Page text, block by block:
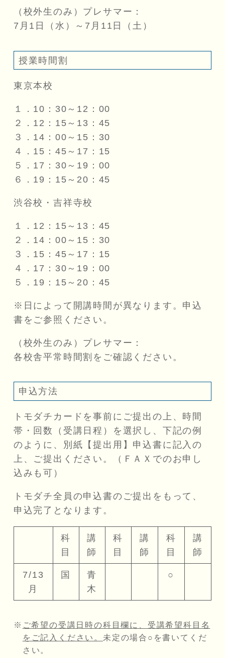
（校外生のみ）プレサマー：
7月1日（水）～7月11日（土）
授業時間割
東京本校
１．10：30～12：00
２．12：15～13：45
３．14：00～15：30
４．15：45～17：15
５．17：30～19：00
６．19：15～20：45
渋谷校・吉祥寺校
１．12：15～13：45
２．14：00～15：30
３．15：45～17：15
４．17：30～19：00
５．19：15～20：45
※日によって開講時間が異なります。申込
書をご参照ください。
（校外生のみ）プレサマー：
各校舎平常時間割をご確認ください。
申込方法
トモダチカードを事前にご提出の上、時間
帯・回数（受講日程）を選択し、下記の例
のように、別紙【提出用】申込書に記入の
上、ご提出ください。（ＦＡＸでのお申し
込みも可）
トモダチ全員の申込書のご提出をもって、
申込完了となります。
科
目
講
師
科
目
講
師
科
目
講
師
7/13
月
国
青
木
○
ご希望の受講日時の科目欄に、受講希望科目名
をご記入ください。 未定の場合○を書いてくだ
さい。